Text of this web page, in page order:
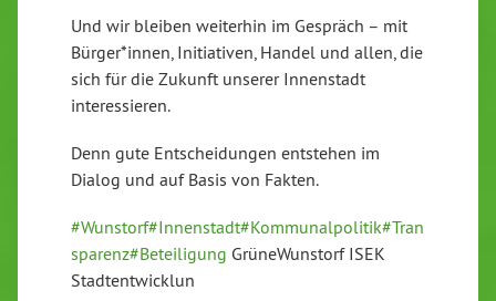
Und wir bleiben weiterhin im Gespräch – mit
Bürger*innen, Initiativen, Handel und allen, die
sich für die Zukunft unserer Innenstadt
interessieren.
Denn gute Entscheidungen entstehen im
Dialog und auf Basis von Fakten.
#Wunstorf#Innenstadt#Kommunalpolitik#Tran
sparenz#Beteiligung GrüneWunstorf ISEK
Stadtentwicklun